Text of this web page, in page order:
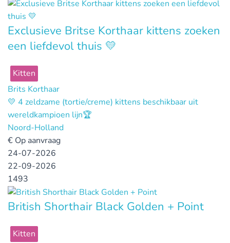
Exclusieve Britse Korthaar kittens zoeken
een liefdevol thuis 💛
Kitten
Brits Korthaar
💛 4 zeldzame (tortie/creme) kittens beschikbaar uit
wereldkampioen lijn🏆
Noord-Holland
€ Op aanvraag
24-07-2026
22-09-2026
1493
British Shorthair Black Golden + Point
Kitten